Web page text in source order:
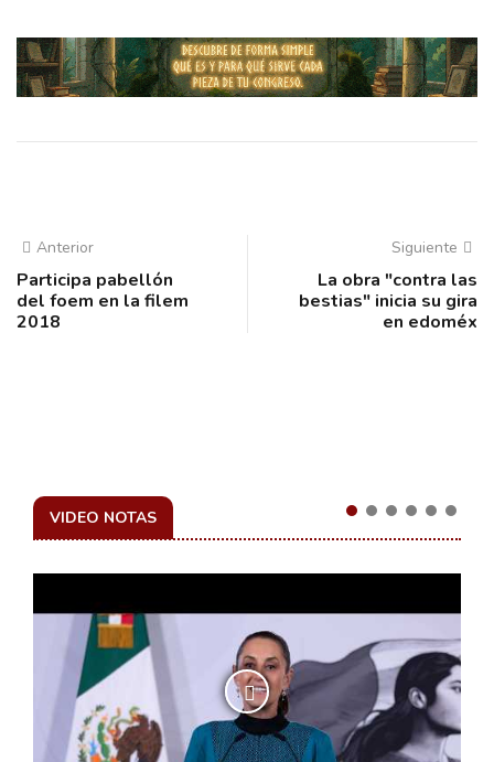
Anterior
Participa pabellón
del foem en la filem
2018
Siguiente
La obra "contra las
bestias" inicia su gira
en edoméx
VIDEO NOTAS